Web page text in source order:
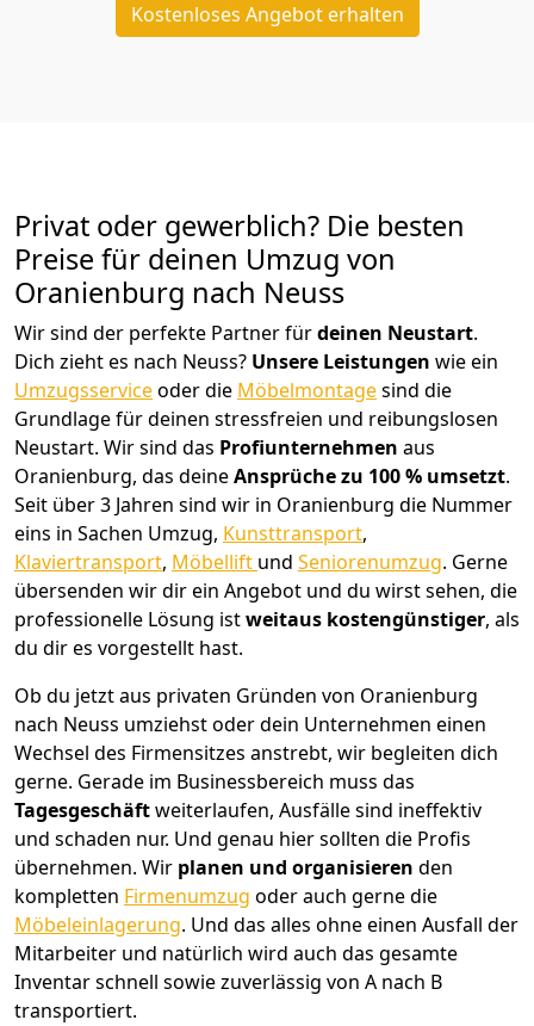
Kostenloses Angebot erhalten
Privat oder gewerblich? Die besten
Preise für deinen Umzug von
Oranienburg nach Neuss
Wir sind der perfekte Partner fürdeinen Neustart.
Dich zieht es nach Neuss? Unsere Leistungen wie ein
Umzugsserviceoder die Möbelmontagesind die
Grundlage für deinen stressfreien und reibungslosen
Neustart. Wir sind das Profiunternehmen aus
Oranienburg, das deineAnsprüche zu 100 % umsetzt.
Seit über 3 Jahren sind wir in Oranienburg die Nummer
eins in Sachen Umzug, Kunsttransport,
Klaviertransport, Möbellift und Seniorenumzug. Gerne
übersenden wir dir ein Angebot und du wirst sehen, die
professionelle Lösung istweitaus kostengünstiger, als
du dir es vorgestellt hast.
Ob du jetzt aus privaten Gründen von Oranienburg
nach Neuss umziehst oder dein Unternehmen einen
Wechsel des Firmensitzes anstrebt, wir begleiten dich
gerne. Gerade im Businessbereich muss das
Tagesgeschäftweiterlaufen, Ausfälle sind ineffektiv
und schaden nur. Und genau hier sollten die Profis
übernehmen. Wir planen und organisieren den
kompletten Firmenumzug oder auch gerne die
Möbeleinlagerung. Und das alles ohne einen Ausfall der
Mitarbeiter und natürlich wird auch das gesamte
Inventar schnell sowie zuverlässig von A nach B
transportiert.